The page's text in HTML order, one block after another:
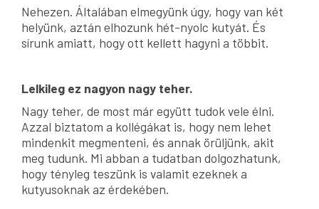
Nehezen. Általában elmegyünk úgy, hogy van két
helyünk, aztán elhozunk hét-nyolc kutyát. És
sírunk amiatt, hogy ott kellett hagyni a többit.
Lelkileg ez nagyon nagy teher.
Nagy teher, de most már együtt tudok vele élni.
Azzal biztatom a kollégákat is, hogy nem lehet
mindenkit megmenteni, és annak örüljünk, akit
meg tudunk. Mi abban a tudatban dolgozhatunk,
hogy tényleg teszünk is valamit ezeknek a
kutyusoknak az érdekében.